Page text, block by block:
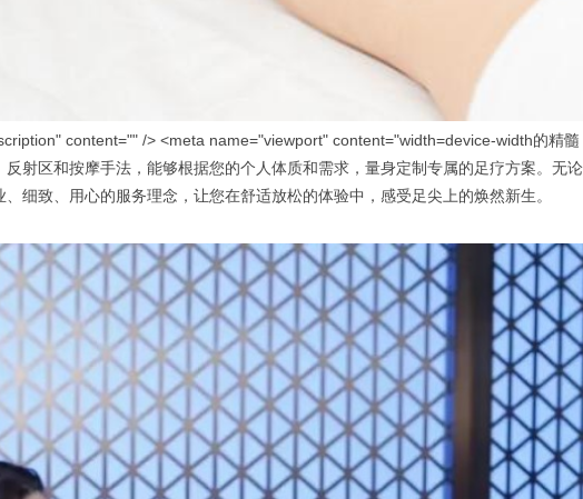
content="" /> <meta name="viewport" content="width=device-width的精髓
射区和按摩手法，能够根据您的个人体质和需求，量身定制专属的足疗方案。无
细致、用心的服务理念，让您在舒适放松的体验中，感受足尖上的焕然新生。